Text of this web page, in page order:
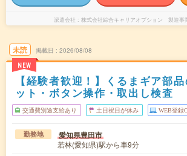
派遣会社 株式会社綜合キャリアオプション 製造事
未読
NEW
掲載日 2026/08/08
【経験者歓迎！】くるまギア部
ット・ボタン操作・取出し検査
交通費別途支給あり 土日祝日が休み WEB登録
勤務地 愛知県豊田市
若林(愛知県)駅から車9分